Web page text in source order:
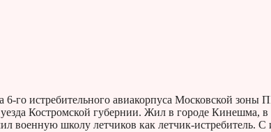
го истребительного авиакорпуса Московской зоны
Костромской губернии. Жил в городе Кинешма, в
военную школу летчиков как летчик-истребитель. С